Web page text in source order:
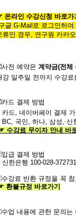
온라인 수강신청 바로가
글 G-Mail로 로그인하
류인 경우, 연구원 카카
전 예약은 계약금(전체
강 일주일 전까지 수강료
카드 결제 방법
드, 네이버페이 결제
국민, 하나, 삼성, 신
수강료 무이자 안내 바
입급 결제 방법
한은행 100-028-372731
수강료 반환 규정을 꼭
환불규정 바로가기
수업 내용에 관한 문의는